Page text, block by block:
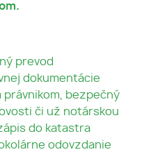
prevod
dokumentácie
bezpečný
či už notárskou
do katastra
odovzdanie